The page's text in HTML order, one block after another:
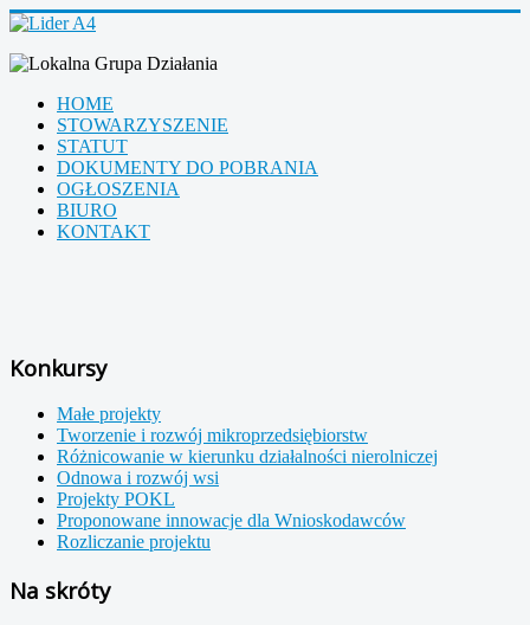
HOME
STOWARZYSZENIE
STATUT
DOKUMENTY DO POBRANIA
OGŁOSZENIA
BIURO
KONTAKT
Konkursy
Małe projekty
Tworzenie i rozwój mikroprzedsiębiorstw
Różnicowanie w kierunku działalności nierolniczej
Odnowa i rozwój wsi
Projekty POKL
Proponowane innowacje dla Wnioskodawców
Rozliczanie projektu
Na skróty